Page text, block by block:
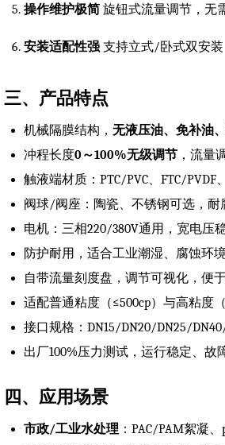
操作维护极简 旋钮式流量调节，无
安装适配性强 支持立式/卧式双安
三、产品特点
机械隔膜结构，无液压油、免补油
冲程长度0～100%无级调节 ，流量
触液端材质：PTC/PVC、FTC/PVDF
阀球/阀座：陶瓷、不锈钢可选，耐
电机：三相220/380V通用，宽电压
防护耐用，适合工业潮湿、腐蚀环
自带流量刻度盘，调节可视化，便
适配普通粘度（≤500cp）与高粘度
接口规格：DN15/DN20/DN25/
出厂100%压力测试，运行稳定、故
四、应用场景
市政/工业水处理 ：PAC/PAM絮凝